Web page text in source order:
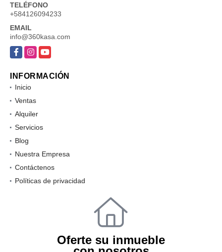
TELÉFONO
+584126094233
EMAIL
info@360kasa.com
Facebook
InstagramYouTube
INFORMACIÓN
Inicio
Ventas
Alquiler
Servicios
Blog
Nuestra Empresa
Contáctenos
Políticas de privacidad
Oferte su inmueble